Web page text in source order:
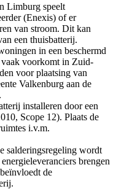
Limburg speelt
(Enexis) of er
van stroom. Dit kan
een thuisbatterij.
in een beschermd
voorkomt in Zuid-
voor plaatsing van
Valkenburg aan de
installeren door een
Scope 12). Plaats de
i.v.m.
salderingsregeling wordt
brengen
de